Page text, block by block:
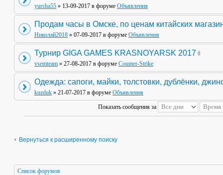
yursha55 » 13-09-2017 в форуме Объявления
Продам часы в Омске, по ценам китайских
Николай2018 » 07-09-2017 в форуме Объявления
Турнир GIGA GAMES KRASNOYARSK 2017
vsemteam » 27-08-2017 в форуме Counter-Strike
Одежда: сапоги, майки, толстовки, дублёнки,
kuzduk » 21-07-2017 в форуме Объявления
Показать сообщения за
Вернуться к расширенному поиску
Список форумов